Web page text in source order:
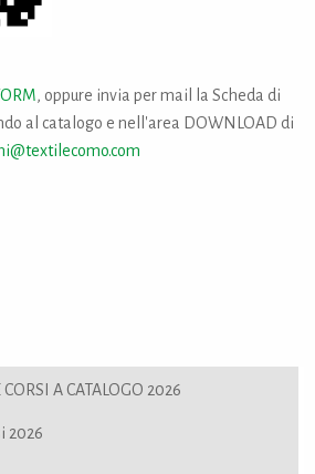
, oppure invia per mail la Scheda di
al catalogo e nell'area DOWNLOAD di
A CATALOGO 2026
2026